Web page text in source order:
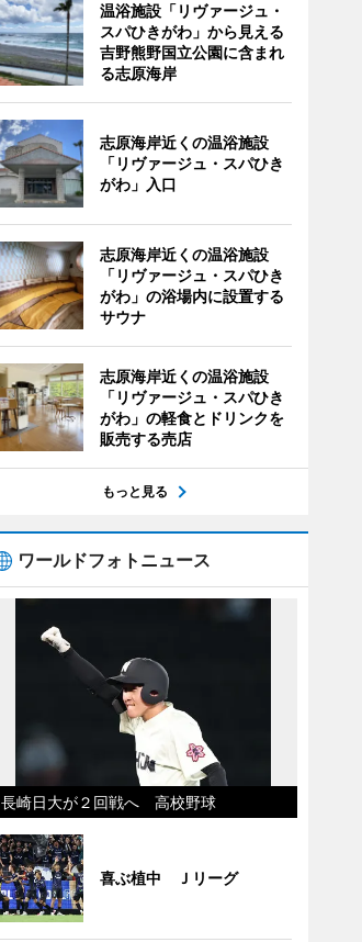
温浴施設「リヴァージュ・
スパひきがわ」から見える
吉野熊野国立公園に含まれ
る志原海岸
志原海岸近くの温浴施設
「リヴァージュ・スパひき
がわ」入口
志原海岸近くの温浴施設
「リヴァージュ・スパひき
がわ」の浴場内に設置する
サウナ
志原海岸近くの温浴施設
「リヴァージュ・スパひき
がわ」の軽食とドリンクを
販売する売店
もっと見る
ワールドフォトニュース
長崎日大が２回戦へ 高校野球
喜ぶ植中 Ｊリーグ